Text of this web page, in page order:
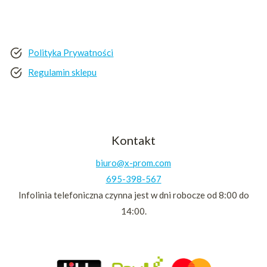
Polityka Prywatności
Regulamin sklepu
Kontakt
biuro@x-prom.com
695-398-567
Infolinia telefoniczna czynna jest w dni robocze od 8:00 do
14:00.